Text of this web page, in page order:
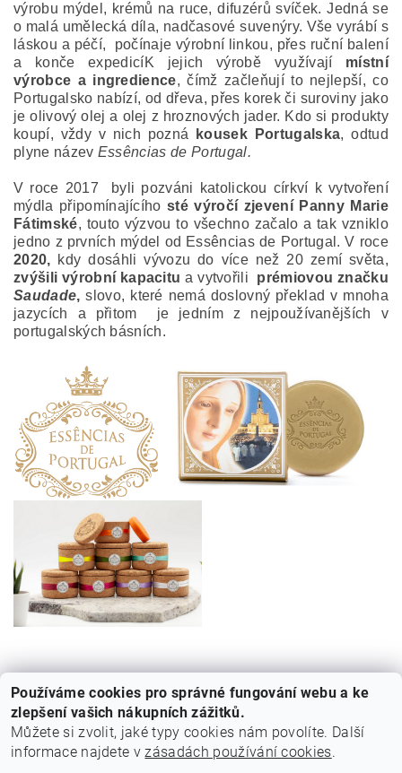
výrobu mýdel, krémů na ruce, difuzérů svíček. Jedná se
o malá umělecká díla, nadčasové suvenýry. Vše vyrábí s
láskou a péčí, počínaje výrobní linkou, přes ruční balení
a konče expedicíK jejich výrobě využívají místní
výrobce a ingredience, čímž začleňují to nejlepší, co
Portugalsko nabízí, od dřeva, přes korek či suroviny jako
je olivový olej a olej z hroznových jader. Kdo si produkty
koupí, vždy v nich pozná
kousek Portugalska, odtud
plyne název Essências de Portugal.
V roce 2017 byli pozváni katolickou církví k vytvoření
mýdla připomínajícíhosté výročí zjevení Panny Marie
Fátimské, touto výzvou to všechno začalo a tak vzniklo
jedno z prvních mýdel od Essências de Portugal. V roce
2020, kdy dosáhli vývozu do více než 20 zemí světa,
zvýšili výrobní kapacitu a vytvořili
prémiovou značku
Saudade, slovo, které nemá doslovný překlad v mnoha
jazycích a přitom je jedním z nejpoužívanějších v
portugalských básních.
Používáme cookies pro správné fungování webu a ke
zlepšení vašich nákupních zážitků.
Můžete si zvolit, jaké typy cookies nám povolíte. Další
informace najdete vzásadách používání cookies.